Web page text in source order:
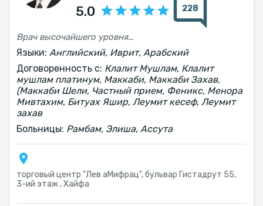
5.0 228
Врач высочайшего уровня. Лучший из лучших. Человечный, чуткий, заботливый — мой муж стоит на ногах и идёт вперёд благодаря ему. Большое спасибо
Языки: Английский, Иврит, Арабский
Договоренность с: Клалит Мушлам, Клалит
мушлам платинум, Маккаби, Маккаби Захав,
(Маккаби Шели, Частный прием, Феникс, Менора
Мивтахим, Битуах Яшир, Леумит кесеф, Леумит
захав
Больницы: Рамбам, Элиша, Ассута
торговый центр "Лев аМифрац", бульвар Гистадрут 55,
3-ий этаж , Хайфа